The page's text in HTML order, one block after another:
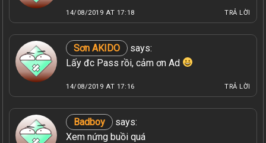
14/08/2019 AT 17:18 TRẢ LỜI
Sơn AKIDO
says:
Lấy đc Pass rồi, cảm ơn Ad
14/08/2019 AT 17:16 TRẢ LỜI
Badboy
says:
Xem nứng buồi quá